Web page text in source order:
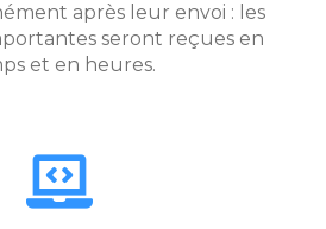
après leur envoi : les
seront reçues en
et en heures.